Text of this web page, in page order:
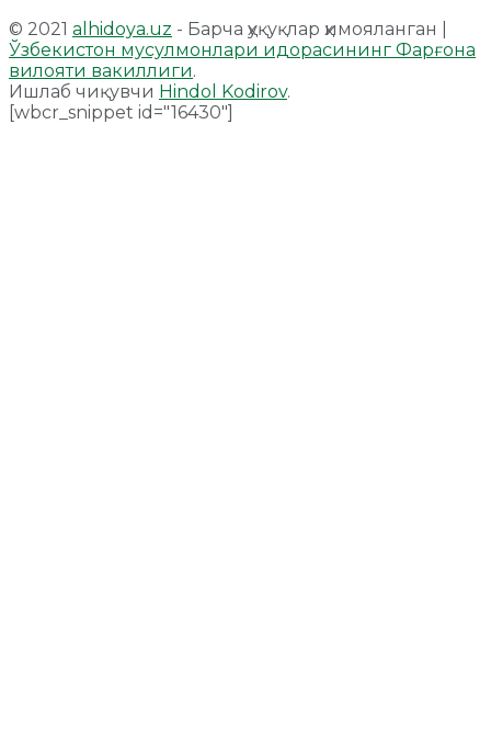
© 2021 alhidoya.uz - Барча ҳуқуқлар ҳимояланган |
Ўзбекистон мусулмонлари идорасининг Фарғона
вилояти вакиллиги.
Ишлаб чиқувчи Hindol Kodirov.
[wbcr_snippet id="16430"]